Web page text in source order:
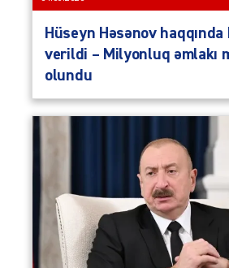
Hüseyn Həsənov haqqında
verildi – Milyonluq əmlakı
olundu